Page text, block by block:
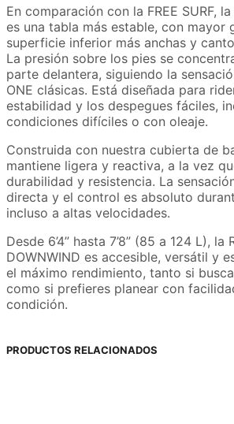
En comparación con la FREE SURF, la
es una tabla más estable, con mayor
superficie inferior más anchas y
La presión sobre los pies se
parte delantera, siguiendo la
ONE clásicas. Está diseñada para
estabilidad y los despegues fáciles,
condiciones difíciles o con oleaje.
Construida con nuestra cubierta de
mantiene ligera y reactiva, a la vez
durabilidad y resistencia. La
directa y el control es absoluto
incluso a altas velocidades.
Desde 6’4” hasta 7’8” (85 a 124 L), la
DOWNWIND es accesible, versátil y
el máximo rendimiento, tanto si
como si prefieres planear con
condición.
PRODUCTOS RELACIONADOS